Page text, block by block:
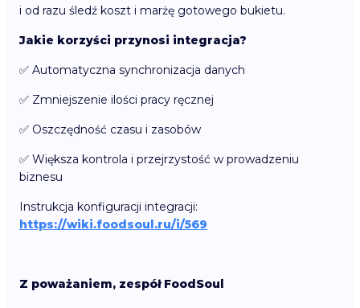
i od razu śledź koszt i marżę gotowego bukietu.
Jakie korzyści przynosi integracja?
✅ Automatyczna synchronizacja danych
✅ Zmniejszenie ilości pracy ręcznej
✅ Oszczędność czasu i zasobów
✅ Większa kontrola i przejrzystość w prowadzeniu
biznesu
Instrukcja konfiguracji integracji:
https://wiki.foodsoul.ru/i/569
Z poważaniem, zespół FoodSoul